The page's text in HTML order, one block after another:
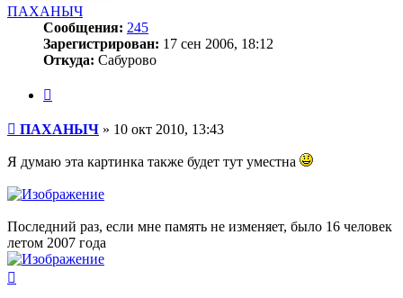
ПАХАНЫЧ
Сообщения: 245
Зарегистрирован: 17 сен 2006, 18:12
Откуда: Сабурово
Сообщение
ПАХАНЫЧ » 10 окт 2010, 13:43
Я думаю эта картинка также будет тут уместна
Последний раз, если мне память не изменяет, было 16 человек
летом 2007 года